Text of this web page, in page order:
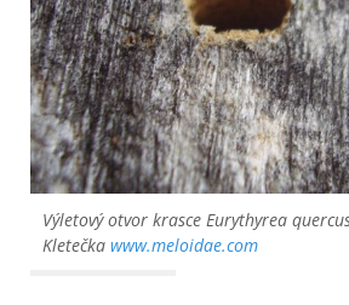
Výletový otvor krasce Eurythyrea
Kletečka www.meloidae.com